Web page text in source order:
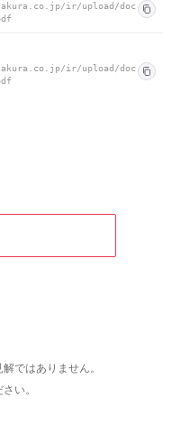
ir/upload/doc
ir/upload/doc
ではありません。
い。